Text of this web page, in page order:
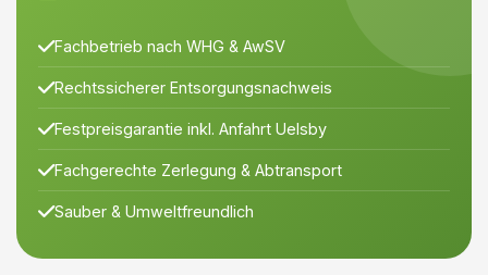
Fachbetrieb nach WHG & AwSV
Rechtssicherer Entsorgungsnachweis
Festpreisgarantie inkl. Anfahrt Uelsby
Fachgerechte Zerlegung & Abtransport
Sauber & Umweltfreundlich